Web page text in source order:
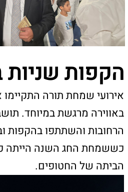
אירועי שמחת
באווירה מרגשת
הרחובות והשתתפו
כששמחת החג